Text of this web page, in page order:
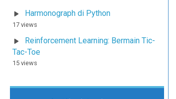
Harmonograph di Python
17 views
Reinforcement Learning: Bermain Tic-
Tac-Toe
15 views